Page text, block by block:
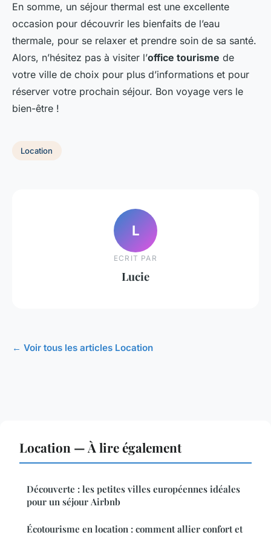
En somme, un séjour thermal est une excellente
occasion pour découvrir les bienfaits de l’eau
thermale, pour se relaxer et prendre soin de sa santé.
Alors, n’hésitez pas à visiter l’office tourisme de
votre ville de choix pour plus d’informations et pour
réserver votre prochain séjour. Bon voyage vers le
bien-être !
Location
L
ECRIT PAR
Lucie
← Voir tous les articles Location
Location — À lire également
Découverte : les petites villes européennes idéales
pour un séjour Airbnb
Écotourisme en location : comment allier confort et